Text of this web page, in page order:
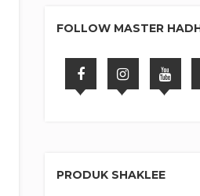
FOLLOW MASTER
PRODUK SHAKLEE